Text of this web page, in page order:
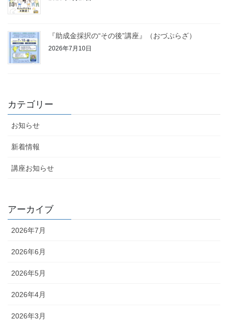
『助成金採択の“その後”講座』（おづぷらざ）
2026年7月10日
カテゴリー
お知らせ
新着情報
講座お知らせ
アーカイブ
2026年7月
2026年6月
2026年5月
2026年4月
2026年3月